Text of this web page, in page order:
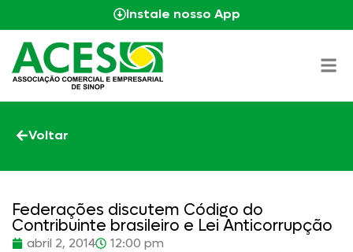
Instale nosso App
Voltar
Federações discutem Código do
Contribuinte brasileiro e Lei Anticorrupção
abril 2, 2014
12:00 pm